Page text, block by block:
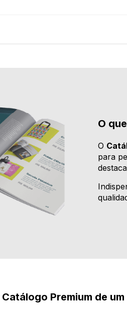
O
O
para
Premium de